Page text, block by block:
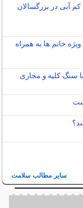
کم آبی در بزرگسالان
خانم ها به همراه
سنگ کلیه و مجاری
سایر مطالب سلامت